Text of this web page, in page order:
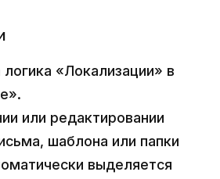
«Локализации» в
или редактировании
шаблона или папки
выделяется